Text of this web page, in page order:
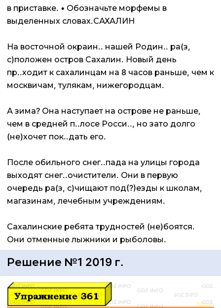
в приставке. • Обозначьте морфемы в
выделенных словах.САХАЛИН
На восточной окраин.. нашей Родин.. ра(з,
с)положен остров Сахалин. Новый день
пр..ходит к сахалинцам на 8 часов раньше, чем к
москвичам, тулякам, нижегородцам.
А зима? Она наступает на острове не раньше,
чем в средней п..лосе Росси.., но зато долго
(не)хочет пок..дать его.
После обильного снег..пада на улицы города
выходят снег..очистители. Они в первую
очередь ра(з, с)чищают под(?)езды к школам,
магазинам, лечебным учреждениям.
Сахалинские ребята трудностей (не)боятся.
Они отменные лыжники и рыболовы.
Решение №1 2019 г.